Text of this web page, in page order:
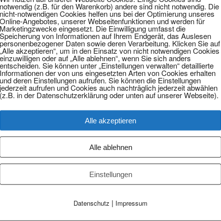
strafbar machen können.
Sie auch ihm gegenüber.
ein entsprechendes Formular bei sich haben. Auch hier gestehen
besteht die Gefahr, dass Sie Ihren Versicherungsschutz verlieren.
gar nicht einschätzen, ob es sich nur um einen „kleinen
hohem Sachschaden, wenn Sie sich mit dem Unfallgegner über
die Polizei gerufen werden.
nur Angaben zur Person und zum Fahrzeug und nicht zum
davon hinterher, beispielsweise im Falle einer Gerichtsverhandlung
notwendig (z.B. für den Warenkorb) andere sind nicht notwendig. Die
nicht-notwendigen Cookies helfen uns bei der Optimierung unseres
Online-Angebotes, unserer Webseitenfunktionen und werden für
Marketingzwecke eingesetzt. Die Einwilligung umfasst die
Speicherung von Informationen auf Ihrem Endgerät, das Auslesen
personenbezogener Daten sowie deren Verarbeitung. Klicken Sie auf
„Alle akzeptieren“, um in den Einsatz von nicht notwendigen Cookies
einzuwilligen oder auf „Alle ablehnen“, wenn Sie sich anders
entscheiden. Sie können unter „Einstellungen verwalten“ detaillierte
Informationen der von uns eingesetzten Arten von Cookies erhalten
und deren Einstellungen aufrufen. Sie können die Einstellungen
jederzeit aufrufen und Cookies auch nachträglich jederzeit abwählen
(z.B. in der Datenschutzerklärung oder unten auf unserer Webseite).
Alle akzeptieren
Alle ablehnen
Einstellungen
Datenschutz | Impressum